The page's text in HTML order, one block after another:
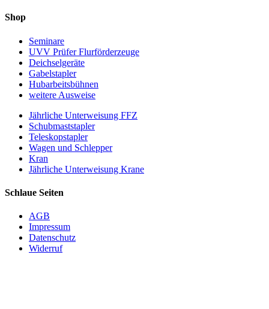
Shop
Seminare
UVV Prüfer Flurförderzeuge
Deichselgeräte
Gabelstapler
Hubarbeitsbühnen
weitere Ausweise
Jährliche Unterweisung FFZ
Schubmaststapler
Teleskopstapler
Wagen und Schlepper
Kran
Jährliche Unterweisung Krane
Schlaue Seiten
AGB
Impressum
Datenschutz
Widerruf